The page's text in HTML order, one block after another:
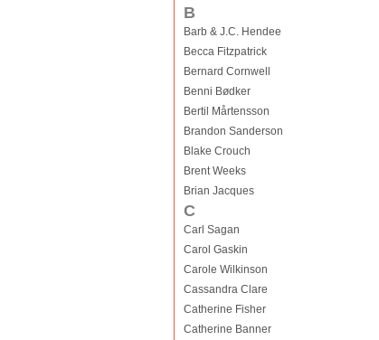
B
Barb & J.C. Hendee
Becca Fitzpatrick
Bernard Cornwell
Benni Bødker
Bertil Mårtensson
Brandon Sanderson
Blake Crouch
Brent Weeks
Brian Jacques
C
Carl Sagan
Carol Gaskin
Carole Wilkinson
Cassandra Clare
Catherine Fisher
Catherine Banner